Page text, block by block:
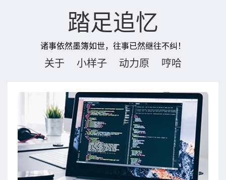
踏足追忆
诸事依然墨簿如世，往事已然继往不纠！
关于 小样子 动力原 哼哈